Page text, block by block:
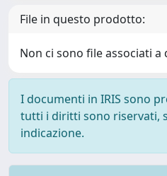
File in questo prodotto:
Non ci sono file associati
I documenti in IRIS sono
tutti i diritti sono riservati,
indicazione.